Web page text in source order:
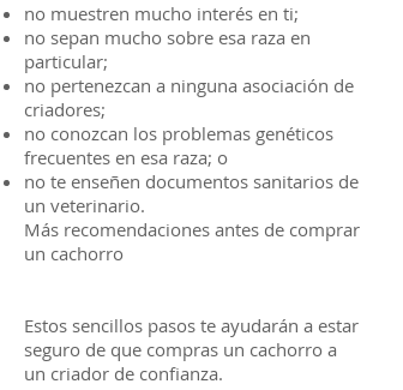
no muestren mucho interés en ti;
no sepan mucho sobre esa raza en
particular;
no pertenezcan a ninguna asociación de
criadores;
no conozcan los problemas genéticos
frecuentes en esa raza; o
no te enseñen documentos sanitarios de
un veterinario.
Más recomendaciones antes de comprar
un cachorro
Estos sencillos pasos te ayudarán a estar
seguro de que compras un cachorro a
un criador de confianza.